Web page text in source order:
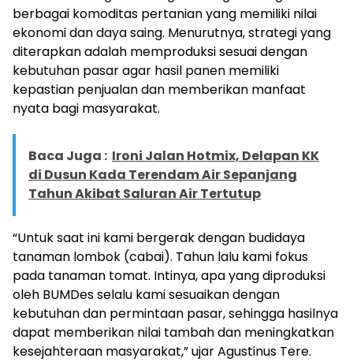
berbagai komoditas pertanian yang memiliki nilai
ekonomi dan daya saing. Menurutnya, strategi yang
diterapkan adalah memproduksi sesuai dengan
kebutuhan pasar agar hasil panen memiliki
kepastian penjualan dan memberikan manfaat
nyata bagi masyarakat.
Baca Juga : Ironi Jalan Hotmix, Delapan KK
di Dusun Kada Terendam Air Sepanjang
Tahun Akibat Saluran Air Tertutup
“Untuk saat ini kami bergerak dengan budidaya
tanaman lombok (cabai). Tahun lalu kami fokus
pada tanaman tomat. Intinya, apa yang diproduksi
oleh BUMDes selalu kami sesuaikan dengan
kebutuhan dan permintaan pasar, sehingga hasilnya
dapat memberikan nilai tambah dan meningkatkan
kesejahteraan masyarakat,” ujar Agustinus Tere.